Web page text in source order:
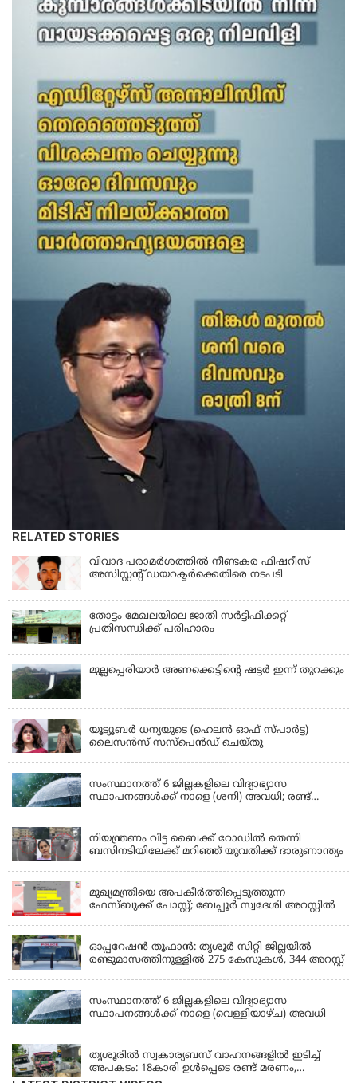
RELATED STORIES
വിവാദ പരാമര്‍ശത്തില്‍ നീണ്ടകര ഫിഷറീസ്
അസിസ്റ്റന്റ് ഡയറക്ടര്‍ക്കെതിരെ നടപടി
തോട്ടം മേഖലയിലെ ജാതി സര്‍ട്ടിഫിക്കറ്റ്
പ്രതിസന്ധിക്ക് പരിഹാരം
മുല്ലപ്പെരിയാര്‍ അണക്കെട്ടിൻ്റെ ഷട്ടര്‍ ഇന്ന് തുറക്കും
യൂട്യൂബർ ധന്യയുടെ (ഹെലൻ ഓഫ് സ്പാർട്ട)
ലൈസൻസ് സസ്‌പെൻഡ് ചെയ്തു
സംസ്ഥാനത്ത് 6 ജില്ലകളിലെ വിദ്യാഭ്യാസ
സ്ഥാപനങ്ങൾക്ക് നാളെ (ശനി) അവധി; രണ്ട്
നിയന്ത്രണം വിട്ട ബൈക്ക് റോഡിൽ തെന്നി
ബസിനടിയിലേക്ക് മറിഞ്ഞ് യുവതിക്ക് ദാരുണാന്ത്യം
മുഖ്യമന്ത്രിയെ അപകീർത്തിപ്പെടുത്തുന്ന
ഫേസ്‌ബുക്ക് പോസ്റ്റ്; ബേപ്പൂർ സ്വദേശി അറസ്റ്റിൽ
ഓപ്പറേഷൻ തൂഫാൻ: തൃശൂർ സിറ്റി ജില്ലയിൽ
രണ്ടുമാസത്തിനുള്ളിൽ 275 കേസുകൾ, 344 അറസ്റ്റ്
സംസ്ഥാനത്ത് 6 ജില്ലകളിലെ വിദ്യാഭ്യാസ
സ്ഥാപനങ്ങൾക്ക് നാളെ (വെള്ളിയാഴ്ച) അവധി
തൃശൂരിൽ സ്വകാര്യബസ് വാഹനങ്ങളില്‍ ഇടിച്ച്
അപകടം: 18കാരി ഉൾപ്പെടെ രണ്ട് മരണം,